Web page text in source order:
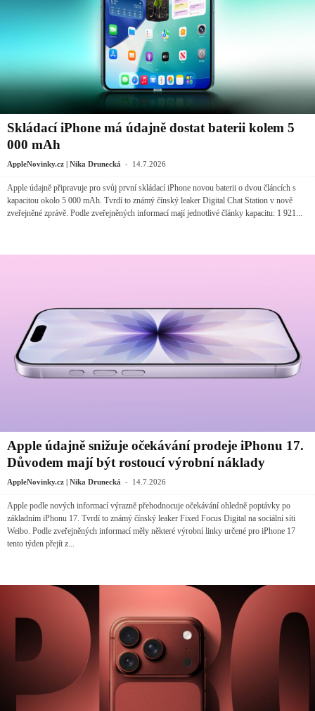
Skládací iPhone má údajně dostat baterii kolem 5
000 mAh
AppleNovinky.cz | Nika Drunecká - 14.7.2026
Apple údajně připravuje pro svůj první skládací iPhone novou baterii o dvou článcích s
kapacitou okolo 5 000 mAh. Tvrdí to známý čínský leaker Digital Chat Station v nově
zveřejněné zprávě. Podle zveřejněných informací mají jednotlivé články kapacitu: 1 921...
Apple údajně snižuje očekávání prodeje iPhonu 17.
Důvodem mají být rostoucí výrobní náklady
AppleNovinky.cz | Nika Drunecká - 14.7.2026
Apple podle nových informací výrazně přehodnocuje očekávání ohledně poptávky po
základním iPhonu 17. Tvrdí to známý čínský leaker Fixed Focus Digital na sociální síti
Weibo. Podle zveřejněných informací měly některé výrobní linky určené pro iPhone 17
tento týden přejít z...